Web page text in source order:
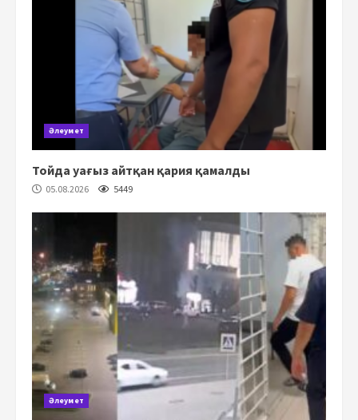
Әлеумет
Тойда уағыз айтқан қария қамалды
05.08.2026 5449
Әлеумет